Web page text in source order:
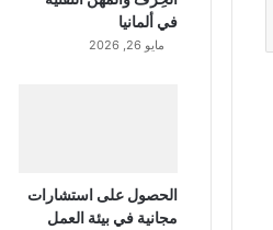
في ألمانيا
مايو 26, 2026
الحصول على استشارات
مجانية في بيئة العمل